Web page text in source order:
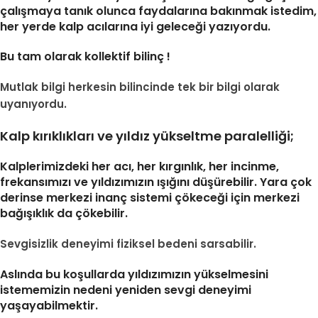
çalışmaya tanık olunca faydalarına bakınmak istedim,
her yerde kalp acılarına iyi geleceği yazıyordu.
Bu tam olarak kollektif bilinç !
Mutlak bilgi herkesin bilincinde tek bir bilgi olarak
uyanıyordu.
Kalp kırıklıkları ve yıldız yükseltme paralelliği;
Kalplerimizdeki her acı, her kırgınlık, her incinme,
frekansımızı ve yıldızımızın ışığını düşürebilir. Yara çok
derinse merkezi inanç sistemi çökeceği için merkezi
bağışıklık da çökebilir.
Sevgisizlik deneyimi fiziksel bedeni sarsabilir.
Aslında bu koşullarda yıldızımızın yükselmesini
istememizin nedeni yeniden sevgi deneyimi
yaşayabilmektir.